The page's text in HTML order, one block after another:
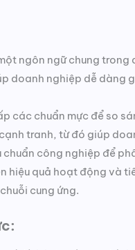
ngôn ngữ chung trong
doanh nghiệp dễ dàng
các chuẩn mực để so
tranh, từ đó giúp
chuẩn công nghiệp để
hiệu quả hoạt động và
cung ứng.